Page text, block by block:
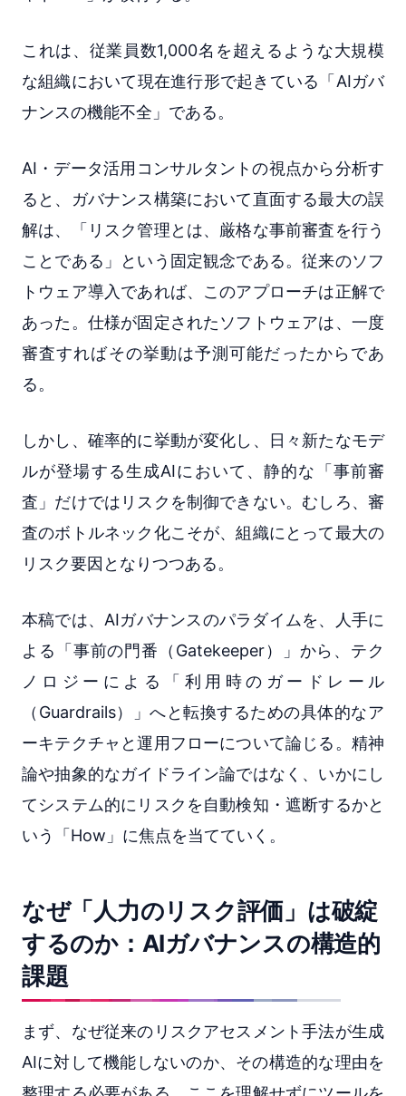
これは、従業員数1,000名を超えるような大規模
な組織において現在進行形で起きている「AIガバ
ナンスの機能不全」である。
AI・データ活用コンサルタントの視点から分析す
ると、ガバナンス構築において直面する最大の誤
解は、「リスク管理とは、厳格な事前審査を行う
ことである」という固定観念である。従来のソフ
トウェア導入であれば、このアプローチは正解で
あった。仕様が固定されたソフトウェアは、一度
審査すればその挙動は予測可能だったからであ
る。
しかし、確率的に挙動が変化し、日々新たなモデ
ルが登場する生成AIにおいて、静的な「事前審
査」だけではリスクを制御できない。むしろ、審
査のボトルネック化こそが、組織にとって最大の
リスク要因となりつつある。
本稿では、AIガバナンスのパラダイムを、人手に
よる「事前の門番（Gatekeeper）」から、テク
ノロジーによる「利用時のガードレール
（Guardrails）」へと転換するための具体的なア
ーキテクチャと運用フローについて論じる。精神
論や抽象的なガイドライン論ではなく、いかにし
てシステム的にリスクを自動検知・遮断するかと
いう「How」に焦点を当てていく。
なぜ「人力のリスク評価」は破綻
するのか：AIガバナンスの構造的
課題
まず、なぜ従来のリスクアセスメント手法が生成
AIに対して機能しないのか、その構造的な理由を